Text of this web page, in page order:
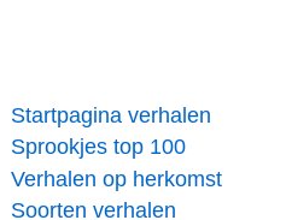
Startpagina verhalen
Sprookjes top 100
Verhalen op herkomst
Soorten verhalen